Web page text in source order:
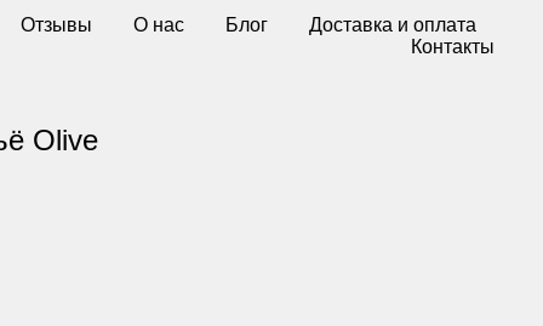
Отзывы О нас Блог
Доставка и оплата
Контакты
Olive